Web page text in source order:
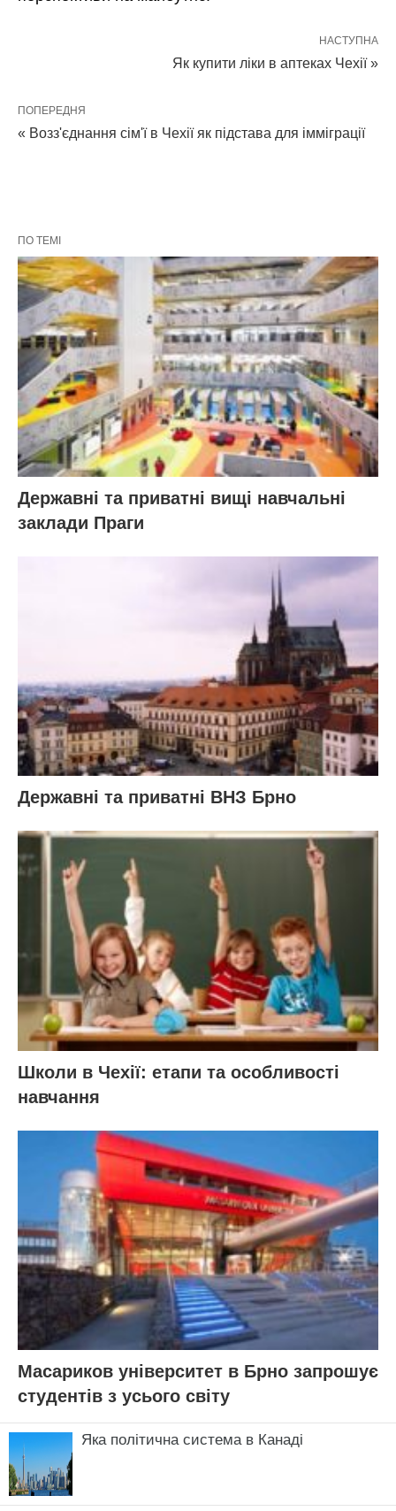
НАСТУПНА
Як купити ліки в аптеках Чехії »
ПОПЕРЕДНЯ
« Возз'єднання сім'ї в Чехії як підстава для імміграції
ПО ТЕМІ
Державні та приватні вищі навчальні
заклади Праги
Державні та приватні ВНЗ Брно
Школи в Чехії: етапи та особливості
навчання
Масариков університет в Брно запрошує
студентів з усього світу
Яка політична система в Канаді